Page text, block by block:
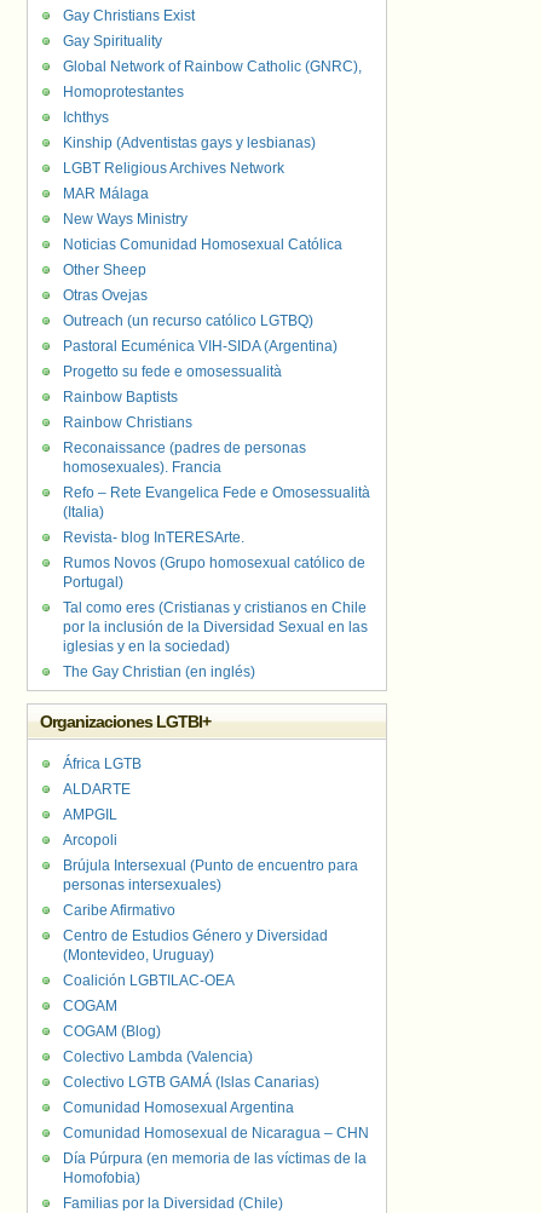
Gay Christians Exist
Gay Spirituality
Global Network of Rainbow Catholic (GNRC),
Homoprotestantes
Ichthys
Kinship (Adventistas gays y lesbianas)
LGBT Religious Archives Network
MAR Málaga
New Ways Ministry
Noticias Comunidad Homosexual Católica
Other Sheep
Otras Ovejas
Outreach (un recurso católico LGTBQ)
Pastoral Ecuménica VIH-SIDA (Argentina)
Progetto su fede e omosessualità
Rainbow Baptists
Rainbow Christians
Reconaissance (padres de personas
homosexuales). Francia
Refo – Rete Evangelica Fede e Omosessualità
(Italia)
Revista- blog InTERESArte.
Rumos Novos (Grupo homosexual católico de
Portugal)
Tal como eres (Cristianas y cristianos en Chile
por la inclusión de la Diversidad Sexual en las
iglesias y en la sociedad)
The Gay Christian (en inglés)
Organizaciones LGTBI+
África LGTB
ALDARTE
AMPGIL
Arcopoli
Brújula Intersexual (Punto de encuentro para
personas intersexuales)
Caribe Afirmativo
Centro de Estudios Género y Diversidad
(Montevideo, Uruguay)
Coalición LGBTILAC-OEA
COGAM
COGAM (Blog)
Colectivo Lambda (Valencia)
Colectivo LGTB GAMÁ (Islas Canarias)
Comunidad Homosexual Argentina
Comunidad Homosexual de Nicaragua – CHN
Día Púrpura (en memoria de las víctimas de la
Homofobia)
Familias por la Diversidad (Chile)